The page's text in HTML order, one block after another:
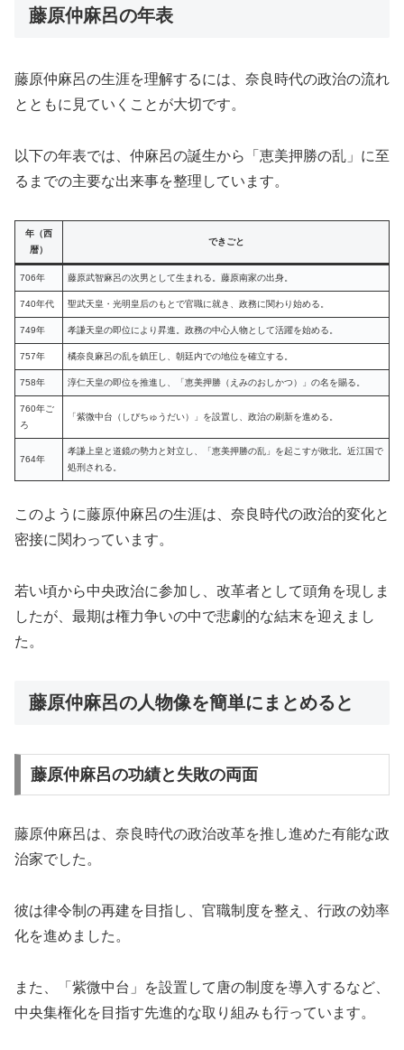
藤原仲麻呂の年表
藤原仲麻呂の生涯を理解するには、奈良時代の政治の流れ
とともに見ていくことが大切です。
以下の年表では、仲麻呂の誕生から「恵美押勝の乱」に至
るまでの主要な出来事を整理しています。
年（西
暦）
できごと
706年 藤原武智麻呂の次男として生まれる。藤原南家の出身。
740年代 聖武天皇・光明皇后のもとで官職に就き、政務に関わり始める。
749年 孝謙天皇の即位により昇進。政務の中心人物として活躍を始める。
757年 橘奈良麻呂の乱を鎮圧し、朝廷内での地位を確立する。
758年 淳仁天皇の即位を推進し、「恵美押勝（えみのおしかつ）」の名を賜る。
760年ご
ろ
「紫微中台（しびちゅうだい）」を設置し、政治の刷新を進める。
764年
孝謙上皇と道鏡の勢力と対立し、「恵美押勝の乱」を起こすが敗北。近江国で
処刑される。
このように藤原仲麻呂の生涯は、奈良時代の政治的変化と
密接に関わっています。
若い頃から中央政治に参加し、改革者として頭角を現しま
したが、最期は権力争いの中で悲劇的な結末を迎えまし
た。
藤原仲麻呂の人物像を簡単にまとめると
藤原仲麻呂の功績と失敗の両面
藤原仲麻呂は、奈良時代の政治改革を推し進めた有能な政
治家でした。
彼は律令制の再建を目指し、官職制度を整え、行政の効率
化を進めました。
また、「紫微中台」を設置して唐の制度を導入するなど、
中央集権化を目指す先進的な取り組みも行っています。